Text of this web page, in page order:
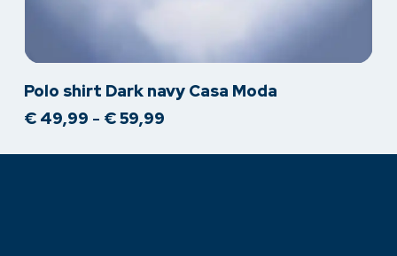
product
heeft
Polo shirt Dark navy Casa Moda
€49,99 - €59,99Prijsklasse:
tot